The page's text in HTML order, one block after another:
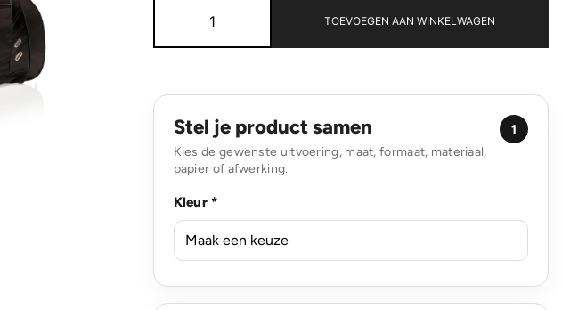
PVC-
TOEVOEGEN AAN WINKELWAGEN
Stel je product samen
Kies de gewenste uitvoering, maat, formaat, materiaal,
papier of afwerking.
1
Kleur *